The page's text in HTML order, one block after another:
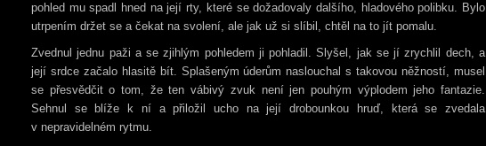
pohled mu spadl hned na její rty, které se dožadovaly dalšího, hladového polibku. Bylo
utrpením držet se a čekat na svolení, ale jak už si slíbil, chtěl na to jít pomalu.
Zvednul jednu paži a se zjihlým pohledem ji pohladil. Slyšel, jak se jí zrychlil dech, a
její srdce začalo hlasitě bít. Splašeným úderům naslouchal s takovou něžností, musel
se přesvědčit o tom, že ten vábivý zvuk není jen pouhým výplodem jeho fantazie.
Sehnul se blíže k ní a přiložil ucho na její drobounkou hruď, která se zvedala
v nepravidelném rytmu.